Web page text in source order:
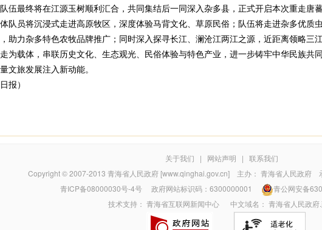
伍最终将在江源玉树顺利汇合，共同集结后一同深入杂多县，正式开启本次重走唐
员将沉浸式走进高原牧区，深度体验马背文化、草原民俗；队伍将走进杂多优质
助力杂多特色农牧品牌推广；同时深入探寻长江、澜沧江两江之源，近距离领略三
载体，串联历史文化、生态观光、民俗体验与特色产业，进一步铸牢中华民族共
文旅发展注入新动能。
）
关于我们 | 网站声明 | 联系我们
Copyright © 2007-2013 青海省人民政府 [www.qinghai.gov.cn] 主办： 青海省人民政府
青ICP备08000030号-4号政府网站标识码：6300000001
青公网安备
技术支持： 青海省互联网新闻中心中文域名： 青海省人民政府